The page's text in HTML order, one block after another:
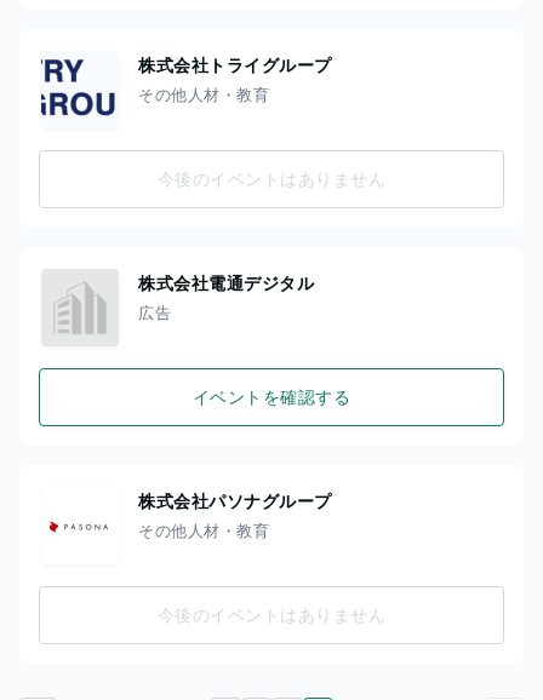
株式会社トライグループ
その他人材・教育
今後のイベントはありません
株式会社電通デジタル
広告
イベントを確認する
株式会社パソナグループ
その他人材・教育
今後のイベントはありません